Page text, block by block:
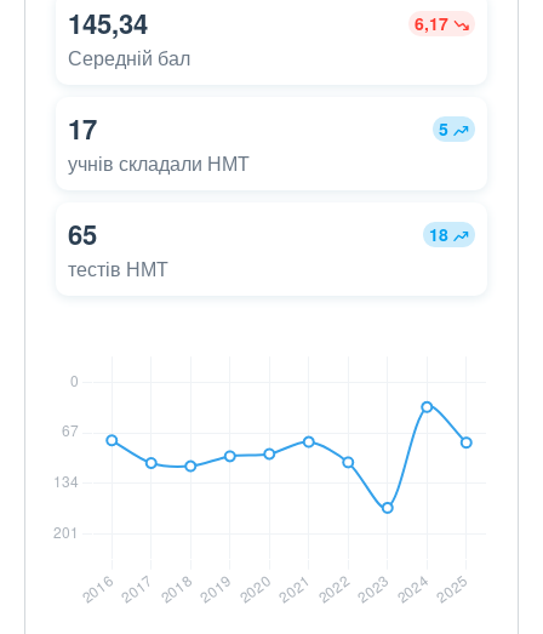
145,34 6,17
Середній бал
17 5
учнів складали НМТ
65 18
тестів НМТ